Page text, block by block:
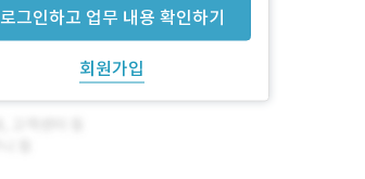
로그인하고 업무 내용 확인하기
회원가입